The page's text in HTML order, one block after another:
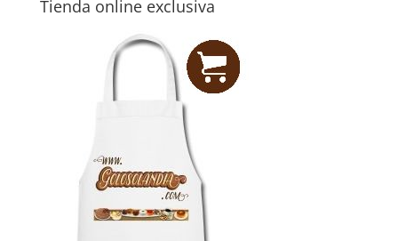
Tienda online exclusiva